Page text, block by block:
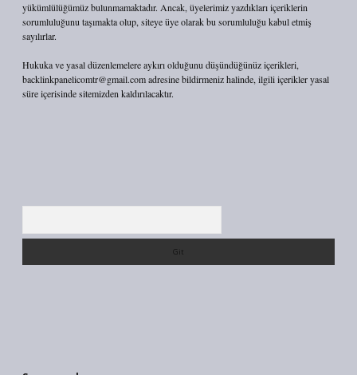
yükümlülüğümüz bulunmamaktadır. Ancak, üyelerimiz yazdıkları içeriklerin
sorumluluğunu taşımakta olup, siteye üye olarak bu sorumluluğu kabul etmiş
sayılırlar.
Hukuka ve yasal düzenlemelere aykırı olduğunu düşündüğünüz içerikleri,
backlinkpanelicomtr@gmail.comadresine bildirmeniz halinde, ilgili içerikler yasal
süre içerisinde sitemizden kaldırılacaktır.